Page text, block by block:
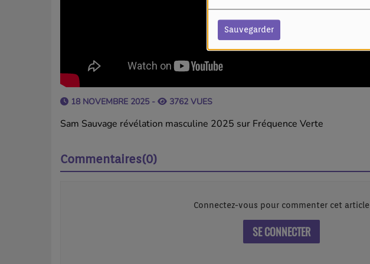
Sauvegarder
18 NOVEMBRE 2025 - 3762 VUES
Sam Sauvage révélation masculine 2025 sur Fréquence Verte
Commentaires(0)
Connectez-vous pour commenter cet article
SE CONNECTER